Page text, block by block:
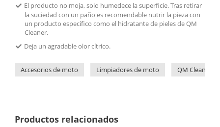
El producto no moja, solo humedece la superficie. Tras retirar
la suciedad con un paño es recomendable nutrir la pieza con
un producto específico como el hidratante de pieles de QM
Cleaner.
Deja un agradable olor cítrico.
Accesorios de moto Limpiadores de moto QM Cleaner
Productos relacionados